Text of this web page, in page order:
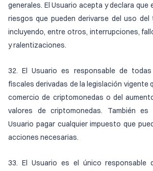
generales. El Usuario acepta y declara
riesgos que pueden derivarse del uso
incluyendo, entre otros, interrupciones,
y ralentizaciones.
32. El Usuario es responsable de
fiscales derivadas de la legislación vigente
comercio de criptomonedas o del
valores de criptomonedas. También es
Usuario pagar cualquier impuesto que
acciones necesarias.
33. El Usuario es el único responsable